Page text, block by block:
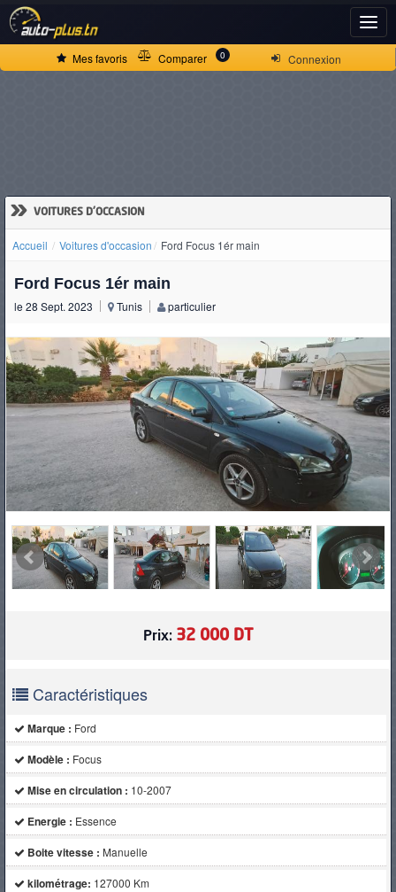
Connexion
Mes favoris Comparer 0
» VOITURES D'OCCASION
Accueil Voitures d'occasion Ford Focus 1ér main
Ford Focus 1ér main
le 28 Sept. 2023 Tunis particulier
Prix: 32 000 DT
Caractéristiques
Marque : Ford
Modèle : Focus
Mise en circulation : 10-2007
Energie : Essence
Boite vitesse : Manuelle
kilométrage: 127000 Km
ACCUEIL
D'OCCASION
CAMIONS